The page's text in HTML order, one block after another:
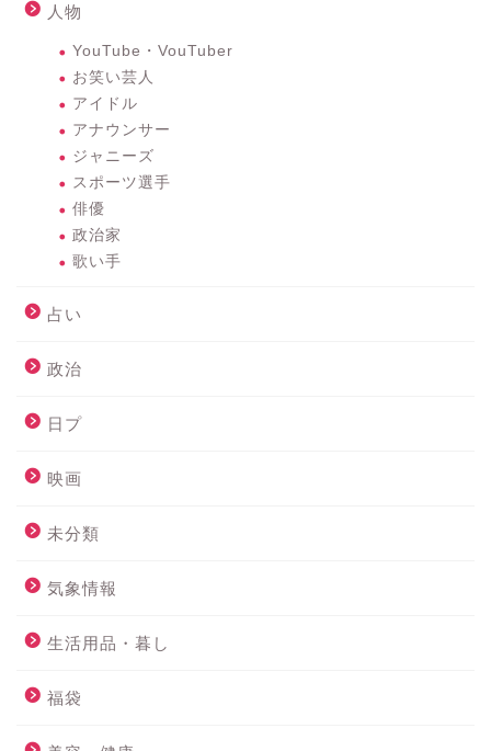
人物
YouTube・VouTuber
お笑い芸人
アイドル
アナウンサー
ジャニーズ
スポーツ選手
俳優
政治家
歌い手
占い
政治
日プ
映画
未分類
気象情報
生活用品・暮し
福袋